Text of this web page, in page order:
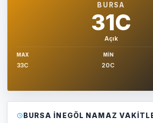
BURSA
31C
Açık
MAX
33C
MIN
20C
BURSA İNEGÖL NAMAZ